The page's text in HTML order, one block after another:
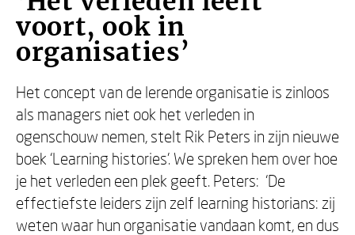
voort, ook in
organisaties’
Het concept van de lerende organisatie is zinloos
als managers niet ook het verleden in
ogenschouw nemen, stelt Rik Peters in zijn nieuwe
boek ‘Learning histories’. We spreken hem over hoe
je het verleden een plek geeft. Peters: ‘De
effectiefste leiders zijn zelf learning historians: zij
weten waar hun organisatie vandaan komt, en dus